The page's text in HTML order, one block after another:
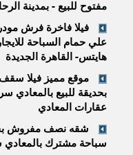
مفتوح للبيع - بمدينة
فيلا فاخرة فرش
علي حمام السباحة
هايتس- القاهرة الجديدة
موقع مميز فيلا
بحديقة للبيع بالمعادي
عقارات المعادي
شقه نصف مفروش
سباحة مشترك بالمعادي